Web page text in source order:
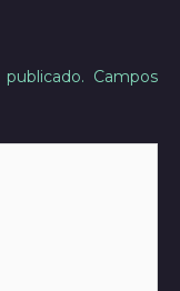
Campos